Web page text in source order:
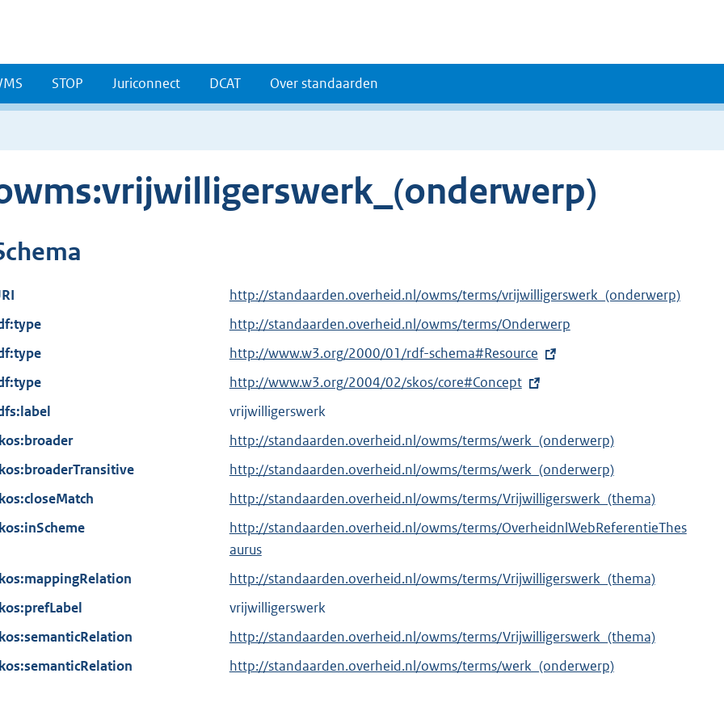
STOP Juriconnect DCAT Over standaarden
http://standaarden.overheid.nl/owms/terms/vrijwilligerswerk_(onderwerp)
http://standaarden.overheid.nl/owms/terms/Onderwerp
E
x
e
r
n
l
i
n
k
http://www.w3.org/2000/01/rdf-schema#Resource
E
e
r
n
l
i
n
http://www.w3.org/2004/02/skos/core#Concept
vrijwilligerswerk
http://standaarden.overheid.nl/owms/terms/werk_(onderwerp)
http://standaarden.overheid.nl/owms/terms/werk_(onderwerp)
http://standaarden.overheid.nl/owms/terms/Vrijwilligerswerk_(thema)
http://standaarden.overheid.nl/owms/terms/OverheidnlWebReferentieThes
aurus
http://standaarden.overheid.nl/owms/terms/Vrijwilligerswerk_(thema)
vrijwilligerswerk
http://standaarden.overheid.nl/owms/terms/Vrijwilligerswerk_(thema)
http://standaarden.overheid.nl/owms/terms/werk_(onderwerp)